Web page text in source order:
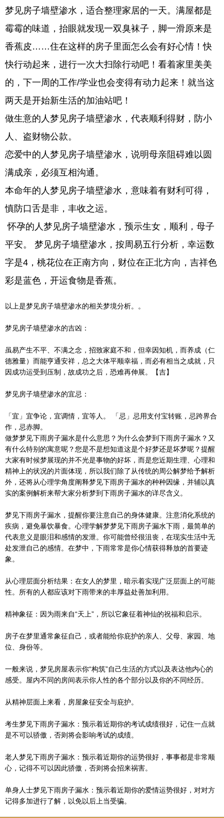
梦见房子墙壁渗水，适合整理家居的一天。满屋都是
霉霉的味道，抬眼就发现一双臭袜子，脚一滑原来是
香蕉皮……住在这样的房子里面怎么会有好心情！快
快行动起来，进行一次大扫除行动吧！看着家里美美
的，下一周的工作/学业也会变得有动力起来！就当这
两天是开始新生活的加油站吧！
做生意的人梦见房子墙壁渗水，代表顺利得财，防小
人、盗财物公款。
恋爱中的人梦见房子墙壁渗水，说明母亲阻碍难以圆
满成亲，必须互相沟通。
本命年的人梦见房子墙壁渗水，意味着有财利可得，
慎防口舌是非，丰收之运。
怀孕的人梦见房子墙壁渗水，预示生女，顺利，母子
平安。 梦见房子墙壁渗水，按周易五行分析，幸运数
字是4，桃花位在正南方向，财位在正北方向，吉祥色
彩是蓝色，开运食物是香蕉。
以上是梦见房子墙壁渗水的相关梦境分析。。
梦见房子墙壁渗水的吉凶：
虽易产生不平、不满之念，招致家庭不和，但幸因知机，而养成（仁
德雅量）而能亨通安祥，总之大体平顺幸福，而必有相当之成就，只
因成功运受到压制，故成功之后，恐难再伸展。【吉】
梦见房子墙壁渗水的宜忌：
「宜」宜争论，宜调情，宜等人。 「忌」忌用支付宝转账，忌跨界合
作，忌赤脚。
做梦梦见下雨房子漏水是什么意思？为什么会梦到下雨房子漏水？又
有什么特别的寓意呢？您是不是想知道这是个好梦还是坏梦呢？提醒
大家有时候梦展现的并不光是事物的好坏，而是您近期生理、心理和
精神上的状况的片面体现，所以我们除了从传统的周公解梦给予解析
外，还将从心理学角度阐释梦见下雨房子漏水的种种因缘，并辅以真
实的案例解析来帮大家分析梦到下雨房子漏水的详尽含义。
梦见下雨房子漏水，提醒你要注意自己的身体健康。注意消化系统的
疾病，避免暴饮暴食。心理学解梦梦见下雨房子漏水下雨，最简单的
代表意义是眼泪和感情的发泄。你可能曾经很沮丧，在现实生活中无
处发泄自己的感情。在梦中，下雨常常是你心情获得释放的首要迹
象。
从心理层面分析结果：在女人的梦里，暗示着实现广泛层面上的可能
性。所有的人都应该对下雨带来的丰厚益处善加利用。
精神象征：因为雨来自“天上”，所以它象征着神仙的祝福和启示。
房子在梦里通常象征自己，或者能给你庇护的亲人、父母、家园、地
位、身份等。
一般来说，梦见房屋表示你“构筑”自己生活的方式以及表达他内心的
感受。屋内不同的房间表示你人性的各个部分以及你的不同经历。
从精神层面上来看，房屋象征安全与庇护。
考生梦见下雨房子漏水：预示着近期你的考试成绩很好，记住一点就
是不可以骄傲，否则将会影响考试的成绩。
老人梦见下雨房子漏水：预示着近期你的运势很好，事事都是非常顺
心，记得不可以因此骄傲，否则将会招来祸害。
单身人士梦见下雨房子漏水：预示着近期你的爱情运势很好，对对方
记得多加进行了解，以免以后上当受骗。